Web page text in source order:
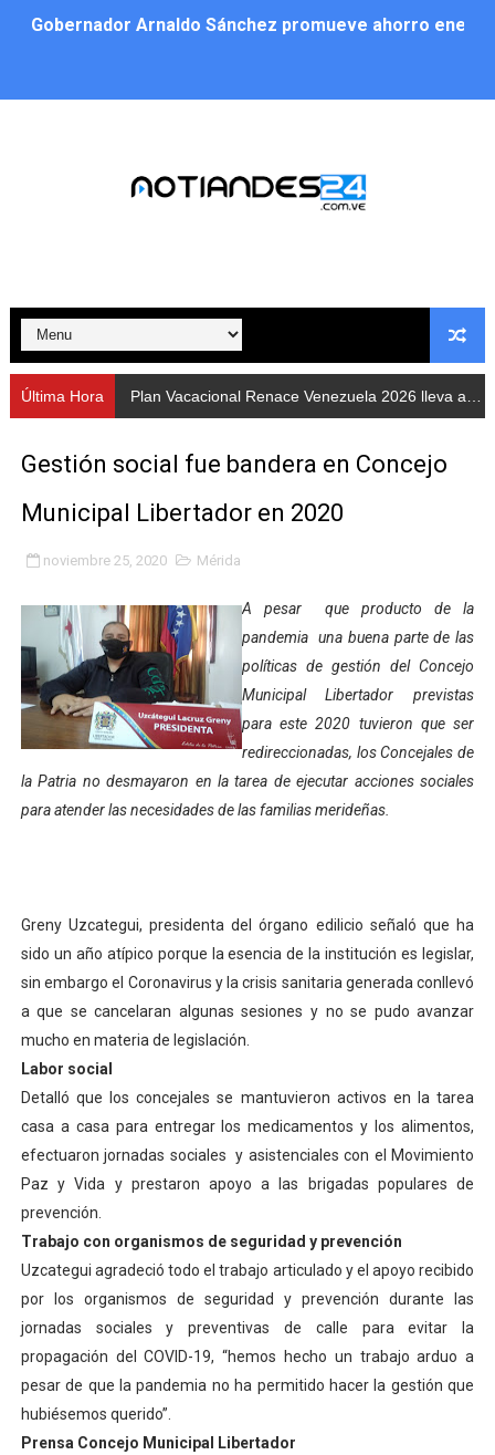
Gobernador Arnaldo Sánchez promueve ahorro
Cuerpos de Seguridad activaron operativos
Alcaldía de Libertador impulsa el Plan Ofensiva
Cidata y el Observatorio Astronómico Nacional de
Concejo Municipal de Zea celebra distinción de
CIEPROL-ULA distingue al municipio Zea como
Plan Quirúrgico Regional llega a Pueblo Llano con la
Iaanem graduó a bebés de Mérida en jornada de
Iahula pone en marcha protocolo de triaje psicosocial
Arranca en Rivas Dávila el Plan de Renovación de
Alcalde Nelson Álvarez llevó jornada recreativa a la
CorpoMérida continúa con ciclos de formación
Fundacite culmina primera etapa de su Plan Vacacional
Balance semestral impulsa inclusión y atención a
Plan Vacacional Comunitario “Ríe 2026” recorre las
Alcaldía del Municipio Libertador realizó una jornada
Fundacite Mérida dicta taller gratuito de electrónica
INN-Mérida celebró el Lacto grado para promover el
Impulsan plan estratégico de seguridad ciudadana
Jornada social benefició a 250 familias en Los
Última Hora Plan Vacacional Renace Venezuela 2026 lleva actividades recreativas a Los Guaimaros
Gestión social fue bandera en Concejo
Municipal Libertador en 2020
noviembre 25, 2020 Mérida
A pesar que producto de la
pandemia una buena parte de las
políticas de gestión del Concejo
Municipal Libertador previstas
para este 2020 tuvieron que ser
redireccionadas, los Concejales de
la Patria no desmayaron en la tarea de ejecutar acciones sociales
para atender las necesidades de las familias merideñas.
Greny Uzcategui, presidenta del órgano edilicio señaló que ha
sido un año atípico porque la esencia de la institución es legislar,
sin embargo el Coronavirus y la crisis sanitaria generada conllevó
a que se cancelaran algunas sesiones y no se pudo avanzar
mucho en materia de legislación.
Labor social
Detalló que los concejales se mantuvieron activos en la tarea
casa a casa para entregar los medicamentos y los alimentos,
efectuaron jornadas sociales y asistenciales con el Movimiento
Paz y Vida y prestaron apoyo a las brigadas populares de
prevención.
Trabajo con organismos de seguridad y prevención
Uzcategui agradeció todo el trabajo articulado y el apoyo recibido
por los organismos de seguridad y prevención durante las
jornadas sociales y preventivas de calle para evitar la
propagación del COVID-19, “hemos hecho un trabajo arduo a
pesar de que la pandemia no ha permitido hacer la gestión que
hubiésemos querido”.
Prensa Concejo Municipal Libertador